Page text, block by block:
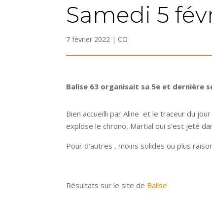
Samedi 5
7 février 2022 | CO
Balise 63 organisait sa 5e et dernière
Bien accueilli par Aline et le traceur du
explose le chrono, Martial qui s’est jeté
Pour d’autres , moins solides ou plus
Résultats sur le site de Balise